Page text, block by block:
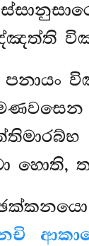
හොති,